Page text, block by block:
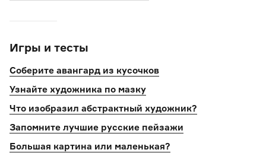
Игры и тесты
Соберите авангард из кусочков
Узнайте художника по мазку
Что изобразил абстрактный художник?
Запомните лучшие русские пейзажи
Большая картина или маленькая?